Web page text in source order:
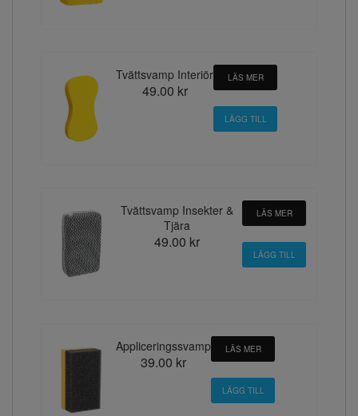
Tvättsvamp Interiör
49.00 kr
LÄS MER
Tvättsvamp Insekter &
Tjära
49.00 kr
LÄS MER
Appliceringssvamp
39.00 kr
LÄS MER